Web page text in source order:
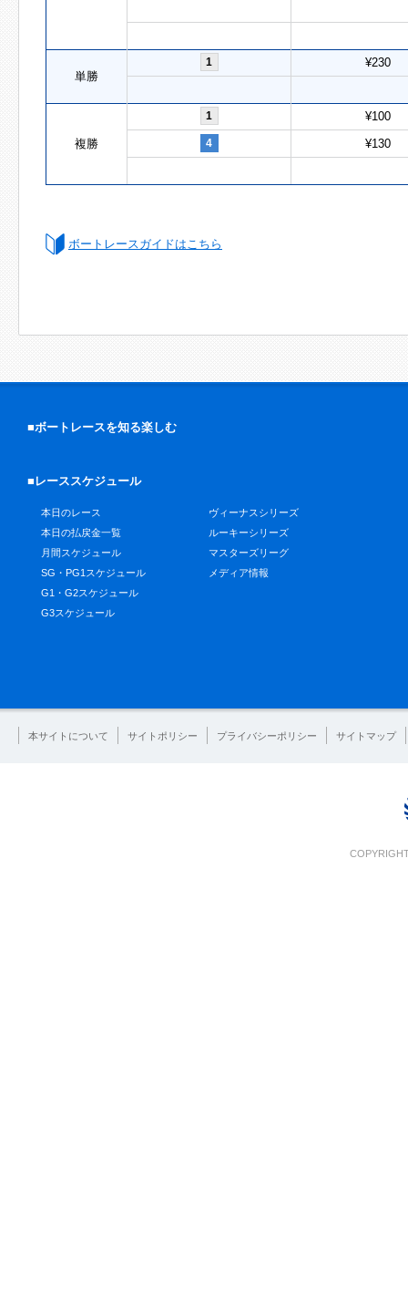
単勝
1 ¥230
複勝
1 ¥100
4 ¥130
ボートレースガイドはこちら
■ボートレースを知る楽しむ
■レーススケジュール
本日のレース
本日の払戻金一覧
月間スケジュール
SG・PG1スケジュール
G1・G2スケジュール
G3スケジュール
ヴィーナスシリーズ
ルーキーシリーズ
マスターズリーグ
メディア情報
本サイトについて サイトポリシー プライバシーポリシー サイトマップ